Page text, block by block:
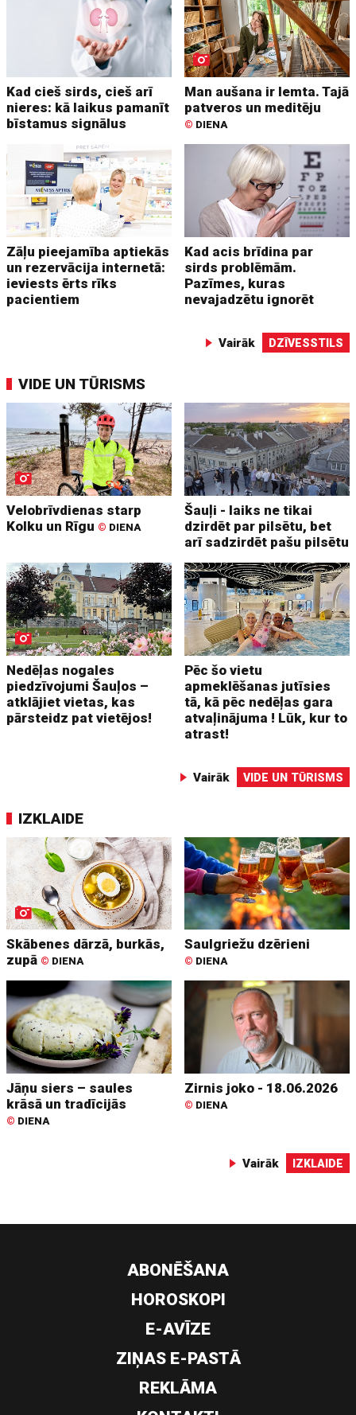
Kad cieš sirds, cieš arī
nieres: kā laikus pamanīt
bīstamus signālus
Man aušana ir lemta. Tajā
patveros un meditēju
© DIENA
Zāļu pieejamība aptiekās
un rezervācija internetā:
ieviests ērts rīks
pacientiem
Kad acis brīdina par
sirds problēmām.
Pazīmes, kuras
nevajadzētu ignorēt
Vairāk DZĪVESSTILS
VIDE UN TŪRISMS
Velobrīvdienas starp
Kolku un Rīgu © DIENA
Šauļi - laiks ne tikai
dzirdēt par pilsētu, bet
arī sadzirdēt pašu pilsētu
Nedēļas nogales
piedzīvojumi Šauļos –
atklājiet vietas, kas
pārsteidz pat vietējos!
Pēc šo vietu
apmeklēšanas jutīsies
tā, kā pēc nedēļas gara
atvaļinājuma ! Lūk, kur to
atrast!
Vairāk VIDE UN TŪRISMS
IZKLAIDE
Skābenes dārzā, burkās,
zupā © DIENA
Saulgriežu dzērieni
© DIENA
Jāņu siers – saules
krāsā un tradīcijās
© DIENA
Zirnis joko - 18.06.2026
© DIENA
Vairāk IZKLAIDE
ABONĒŠANA
HOROSKOPI
E-AVĪZE
ZIŅAS E-PASTĀ
REKLĀMA